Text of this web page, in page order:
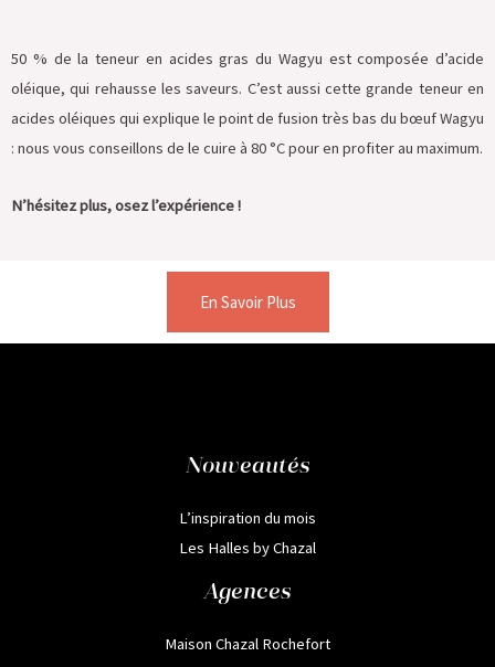
50 % de la teneur en acides gras du Wagyu est composée d’acide
oléique, qui rehausse les saveurs. C’est aussi cette grande teneur en
acides oléiques qui explique le point de fusion très bas du bœuf Wagyu
: nous vous conseillons de le cuire à 80 °C pour en profiter au maximum.
N’hésitez plus, osez l’expérience !
En Savoir Plus
Nouveautés
L’inspiration du mois
Les Halles by Chazal
Agences
Maison Chazal Rochefort